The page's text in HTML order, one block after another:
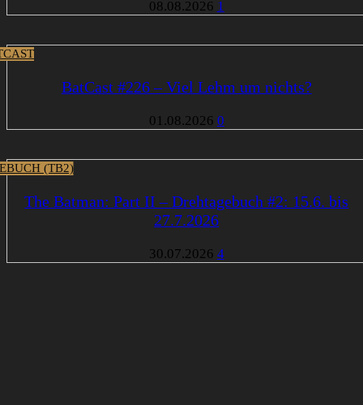
08.08.2026 1
BatCast #226 – Viel Lehm um nichts?
01.08.2026 0
(TB2)
The Batman: Part II – Drehtagebuch #2: 15.6. bis
27.7.2026
30.07.2026 4